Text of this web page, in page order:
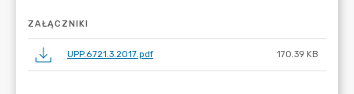
ZAŁĄCZNIKI
UPP.6721.3.2017.pdf 170.39 KB